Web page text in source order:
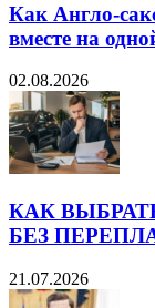
Как Англо-
вместе на
02.08.2026
КАК
БЕЗ
21.07.2026